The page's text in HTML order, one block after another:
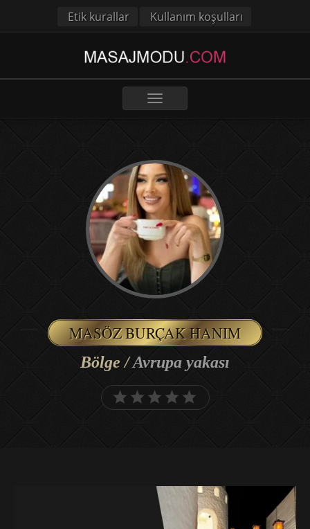
Etik kurallar Kullanım koşulları
Toggle
navigation
MASÖZ BURÇAK HANIM
Bölge /Avrupa yakası